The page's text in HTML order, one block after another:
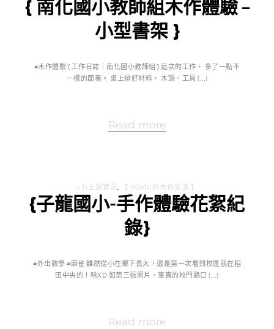
{ 南化國小教師組木作體驗 –
小型書架 }
#木作體驗 { 工作日誌｜南化國小教師組 } 這次的工作， 多了一點不
一樣的節奏。 桌上排好材料， 木頭、工具 […]
Read more
-(1)上課實況, 【 YOMU的木作生活 】
{子龍國小-手作體驗花絮紀
錄}
#外出教學 #麻雀 雖然從小在鄉下長大，還是第一次看到校區就在稻
田中央的！哈XD 如第三張照片，筆直的校門路口 […]
Read more